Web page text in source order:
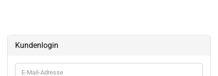
Kundenlogin
E-